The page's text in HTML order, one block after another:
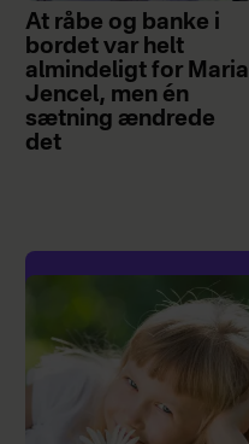
At råbe og banke i
bordet var helt
almindeligt for Maria
Jencel, men én
sætning ændrede
det